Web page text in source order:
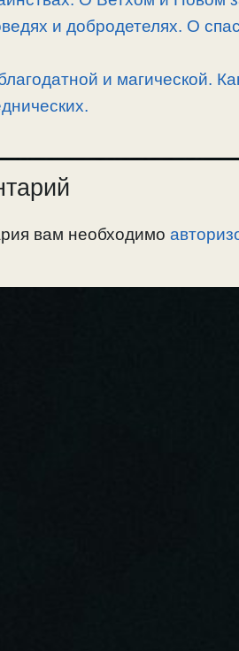
и добродетелях. О
и магической.
вам необходимо